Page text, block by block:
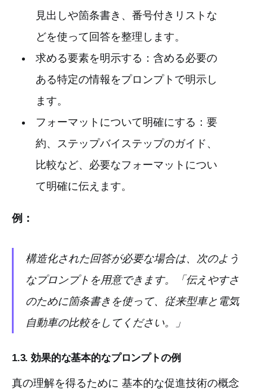
見出しや箇条書き、番号付きリストな
どを使って回答を整理します。
求める要素を明示する：含める必要の
ある特定の情報をプロンプトで明示し
ます。
フォーマットについて明確にする：要
約、ステップバイステップのガイド、
比較など、必要なフォーマットについ
て明確に伝えます。
例：
構造化された回答が必要な場合は、次のよう
なプロンプトを用意できます。「伝えやすさ
のために箇条書きを使って、従来型車と電気
自動車の比較をしてください。」
1.3. 効果的な基本的なプロンプトの例
真の理解を得るために 基本的な促進技術の概念